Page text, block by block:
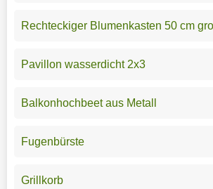
Rechteckiger Blumenkasten 50 cm
Pavillon wasserdicht 2x3
Balkonhochbeet aus Metall
Fugenbürste
Grillkorb